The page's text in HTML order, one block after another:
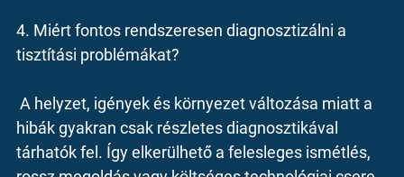
4. Miért fontos rendszeresen diagnosztizálni a
tisztítási problémákat?
hibák gyakran csak részletes diagnosztikával
tárhatók fel. Így elkerülhető a felesleges ismétlés,